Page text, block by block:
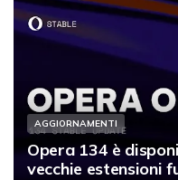
AGGIORNAMENTI
Opera 134 è
vecchie estensioni